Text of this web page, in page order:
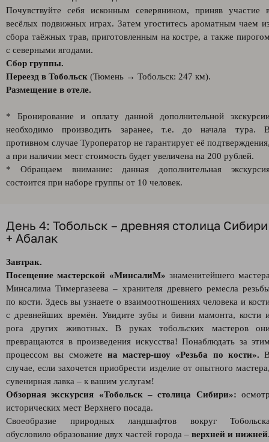
Почувствуйте себя исконным северянином, приняв участие
весёлых подвижных играх. Затем угоститесь ароматным чаем
сбора таёжных трав, приготовленным на костре, а также
с северными ягодами.
Сбор группы.
Переезд в Тобольск (Тюмень → Тобольск: 247 км).
Размещение в отеле.
* Бронирование и оплату данной дополнительной
необходимо производить заранее, т.е. до начала тура.
противном случае Туроператор не гарантирует её
а при наличии мест стоимость будет увеличена на 200 рублей.
* Обращаем внимание: данная дополнительная
состоится при наборе группы от 10 человек.
День 4: Тобольск – древняя столица Сибири
+ Абалак
Завтрак.
Посещение мастерской «МинсалиМ» знаменитейшего
Минсалима Тимергазеева – хранителя древнего ремесла
по кости. Здесь вы узнаете о взаимоотношениях человека и
с древнейших времён. Увидите зубы и бивни мамонта, кости
рога других животных. В руках тобольских мастеров
превращаются в произведения искусства! Понаблюдать за
процессом вы сможете на мастер-шоу «Резьба по кости».
случае, если захочется приобрести изделие от опытного
сувенирная лавка – к вашим услугам!
Обзорная экскурсия «Тобольск – столица Сибири»:
исторических мест Верхнего посада.
Своеобразие природных ландшафтов вокруг
обусловило образование двух частей города – верхней и нижней